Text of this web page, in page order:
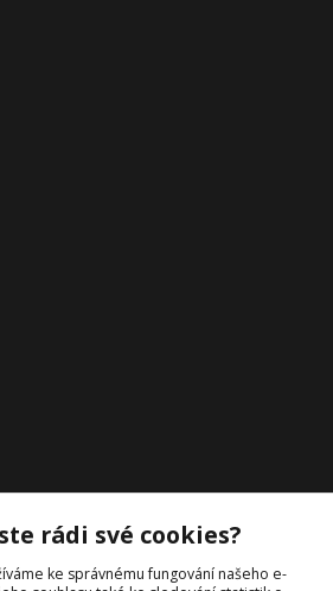
rádi své cookies?
ke správnému fungování našeho e-